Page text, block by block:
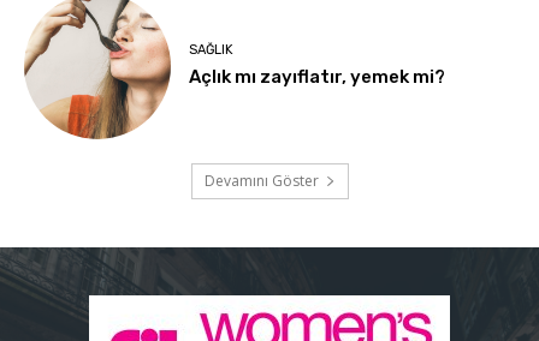
SAĞLIK
Açlık mı zayıflatır, yemek mi?
Devamını Göster